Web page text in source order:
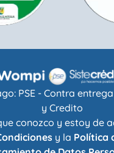
PSE - Contra
y Credito
conozco y estoy de
y la Política